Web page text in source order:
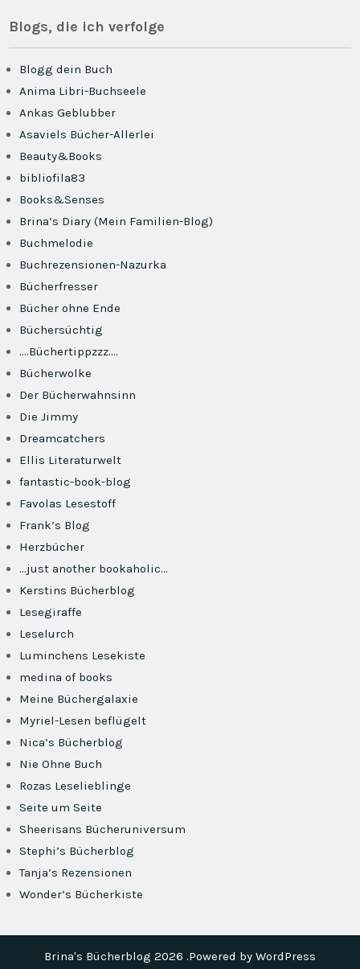
Blogs, die ich verfolge
Blogg dein Buch
Anima Libri-Buchseele
Ankas Geblubber
Asaviels Bücher-Allerlei
Beauty&Books
bibliofila83
Books&Senses
Brina’s Diary (Mein Familien-Blog)
Buchmelodie
Buchrezensionen-Nazurka
Bücherfresser
Bücher ohne Ende
Büchersüchtig
….Büchertippzzz….
Bücherwolke
Der Bücherwahnsinn
Die Jimmy
Dreamcatchers
Ellis Literaturwelt
fantastic-book-blog
Favolas Lesestoff
Frank’s Blog
Herzbücher
…just another bookaholic…
Kerstins Bücherblog
Lesegiraffe
Leselurch
Luminchens Lesekiste
medina of books
Meine Büchergalaxie
Myriel-Lesen beflügelt
Nica’s Bücherblog
Nie Ohne Buch
Rozas Leselieblinge
Seite um Seite
Sheerisans Bücheruniversum
Stephi’s Bücherblog
Tanja’s Rezensionen
Wonder’s Bücherkiste
Brina's Bücherblog 2026 .Powered by WordPress